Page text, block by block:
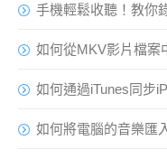
手機輕鬆收聽！教你
如何從MKV影片檔案
如何通過iTunes同步
如何將電腦的音樂匯